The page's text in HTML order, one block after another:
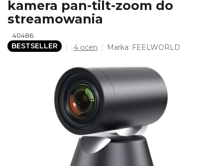
kamera pan-tilt-zoom do
streamowania
40486
BESTSELLER
Średnia
produktu
wynosi
5,0
na
5
gwiazdek.
4 ocen Marka: FEELWORLD